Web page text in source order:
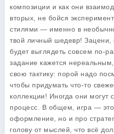
композиции и как они
вторых, не бойся
стилями — именно в
твой личный шедевр! Зацени,
будет выглядеть совсем по-
задание кажется
свою тактику: порой надо
чтобы придумать что-то
коллекции! Иногда они могут
процесс. В общем, игра —
оформление, но и про
голову от мыслей, что всё